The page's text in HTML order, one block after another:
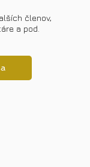
členov,
a pod.